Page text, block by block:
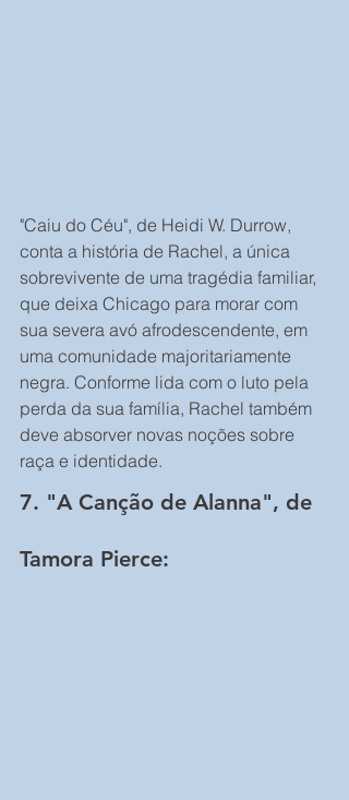
"Caiu do Céu", de Heidi W. Durrow,
conta a história de Rachel, a única
sobrevivente de uma tragédia familiar,
que deixa Chicago para morar com
sua severa avó afrodescendente, em
uma comunidade majoritariamente
negra. Conforme lida com o luto pela
perda da sua família, Rachel também
deve absorver novas noções sobre
raça e identidade.
7. "A Canção de Alanna", de
Tamora Pierce: